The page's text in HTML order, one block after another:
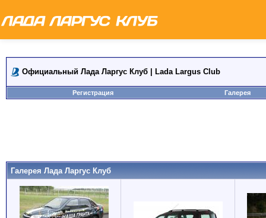
Официальный Лада Ларгус Клуб | Lada Largus Club
Регистрация Галерея
Галерея Лада Ларгус Клуб